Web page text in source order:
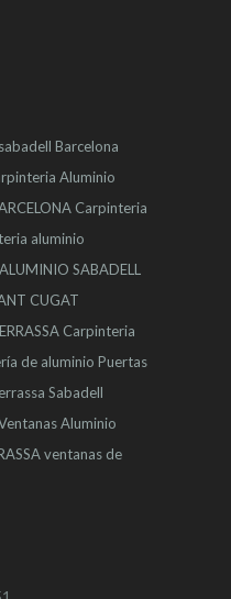
Barcelona
Aluminio
Carpinteria
aluminio
SABADELL
CUGAT
Carpinteria
de aluminio Puertas
Sabadell
Aluminio
ventanas de